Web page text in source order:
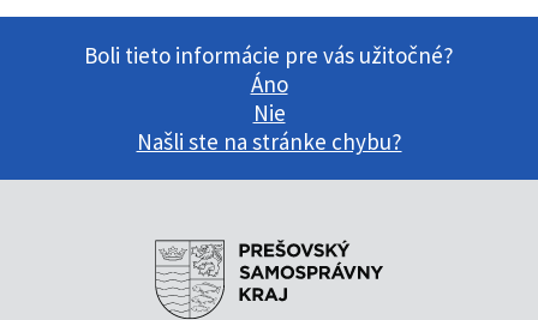
Boli tieto informácie pre vás užitočné?
Áno
Nie
Našli ste na stránke chybu?